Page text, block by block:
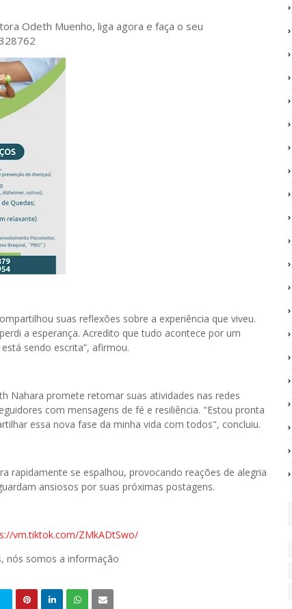
Odeth Muenho, liga agora e faça o seu
suas reflexões sobre a experiência que viveu.
a esperança. Acredito que tudo acontece por um
sendo escrita”, afirmou.
Nahara promete retomar suas atividades nas redes
com mensagens de fé e resiliência. "Estou pronta
essa nova fase da minha vida com todos", concluiu.
rapidamente se espalhou, provocando reações de alegria
ansiosos por suas próximas postagens.
vm.tiktok.com/ZMkADtSwo/
nós somos a informação